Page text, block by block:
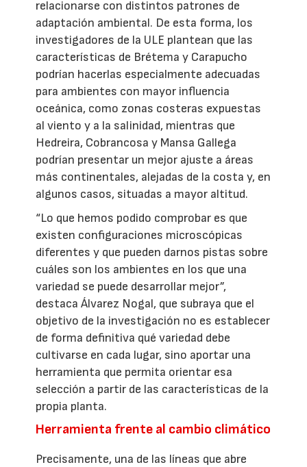
relacionarse con distintos patrones de
adaptación ambiental. De esta forma, los
investigadores de la ULE plantean que las
características de Brétema y Carapucho
podrían hacerlas especialmente adecuadas
para ambientes con mayor influencia
oceánica, como zonas costeras expuestas
al viento y a la salinidad, mientras que
Hedreira, Cobrancosa y Mansa Gallega
podrían presentar un mejor ajuste a áreas
más continentales, alejadas de la costa y, en
algunos casos, situadas a mayor altitud.
“Lo que hemos podido comprobar es que
existen configuraciones microscópicas
diferentes y que pueden darnos pistas sobre
cuáles son los ambientes en los que una
variedad se puede desarrollar mejor”,
destaca Álvarez Nogal, que subraya que el
objetivo de la investigación no es establecer
de forma definitiva qué variedad debe
cultivarse en cada lugar, sino aportar una
herramienta que permita orientar esa
selección a partir de las características de la
propia planta.
Herramienta frente al cambio climático
Precisamente, una de las líneas que abre